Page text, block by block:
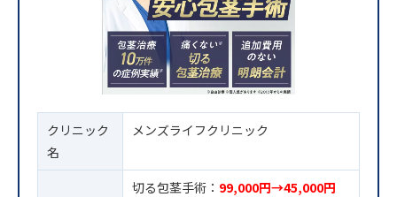
クリニック
名
メンズライフクリニック
切る包茎手術： 99,000円→45,000円